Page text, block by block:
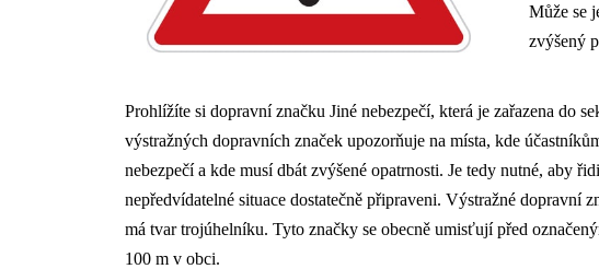
Může se
zvýšený
Prohlížíte si dopravní značku Jiné nebezpečí, která je zařazena do
výstražných dopravních značek upozorňuje na místa, kde
nebezpečí a kde musí dbát zvýšené opatrnosti. Je tedy nutné, aby
nepředvídatelné situace dostatečně připraveni. Výstražné dopravní
má tvar trojúhelníku. Tyto značky se obecně umisťují před
100 m v obci.